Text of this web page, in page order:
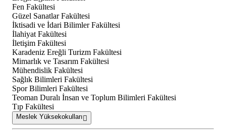
Fen Fakültesi
Güzel Sanatlar Fakültesi
İktisadi ve İdari Bilimler Fakültesi
İlahiyat Fakültesi
İletişim Fakültesi
Karadeniz Ereğli Turizm Fakültesi
Mimarlık ve Tasarım Fakültesi
Mühendislik Fakültesi
Sağlık Bilimleri Fakültesi
Spor Bilimleri Fakültesi
Teoman Duralı İnsan ve Toplum Bilimleri Fakültesi
Tıp Fakültesi
Meslek Yüksekokulları